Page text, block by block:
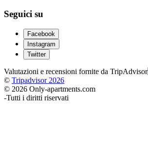
Seguici su
Facebook
Instagram
Twitter
Valutazioni e recensioni fornite da TripAdvisor
© Tripadvisor 2026
© 2026 Only-apartments.com
-Tutti i diritti riservati